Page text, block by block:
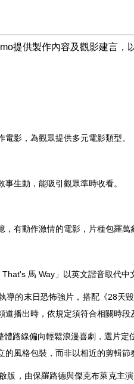
提供製作內容及觀影建言，
影，為觀眾提供多元電影類型。
生動，能吸引觀眾準時收看。
，有動作激情的電影，片種包羅
馬 Way」以英文諧音取代
導的末日恐怖強片，搭配《28天
播出時，依規定須符合相關時段
路線偏向輕鬆浪漫喜劇，選片
風格包裝，而非以相近的剪輯節
版，由保羅路德與傑克布萊克主